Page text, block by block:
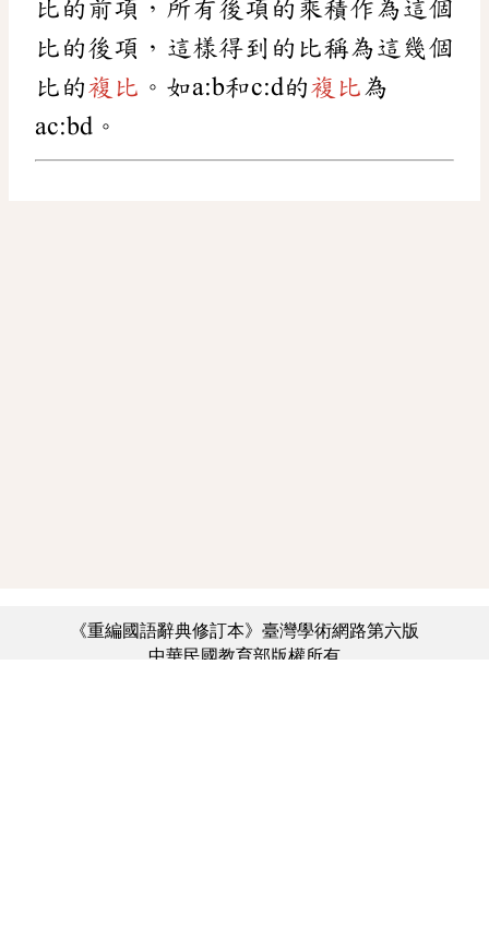
比的前項，所有後項的乘積作為這個
比的後項，這樣得到的比稱為這幾個
比的複比 。如a:b和c:d的複比為
ac:bd。
《重編國語辭典修訂本》臺灣學術網路第六版
中華民國教育部版權所有